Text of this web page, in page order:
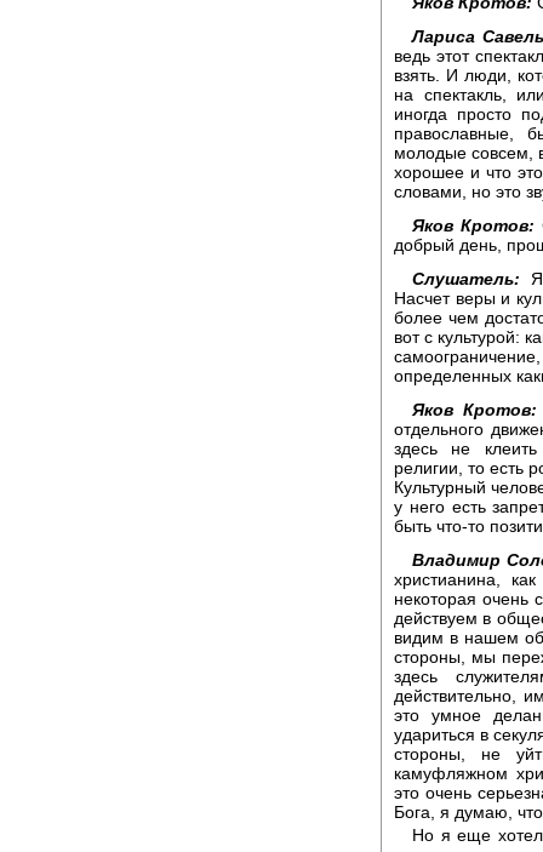
Лариса
ведь этот
взять. И люди,
на спектакль,
иногда просто
православные,
молодые совсем,
хорошее и что
словами, но это
Яков Кротов:
добрый день,
Слушатель:
Насчет веры и
более чем
вот с культурой:
определенных
Яков Кротов:
отдельного
здесь не
религии, то есть
Культурный
у него есть
быть что-то
Владимир
христианина,
некоторая очень
действуем в
видим в нашем
стороны, мы
здесь
действительно,
это умное
удариться в
стороны, не
камуфляжном
это очень
Бога, я думаю,
Но я еще хотел